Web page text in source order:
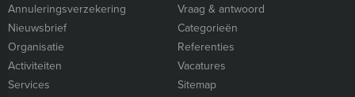
Annuleringsverzekering
Vraag & antwoord
Nieuwsbrief
Categorieën
Organisatie
Referenties
Activiteiten
Vacatures
Services
Sitemap